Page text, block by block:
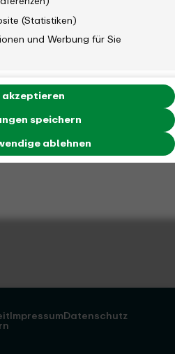
(Statistiken)
und Werbung für Sie
speichern
ablehnen
ImpressumDatenschutz